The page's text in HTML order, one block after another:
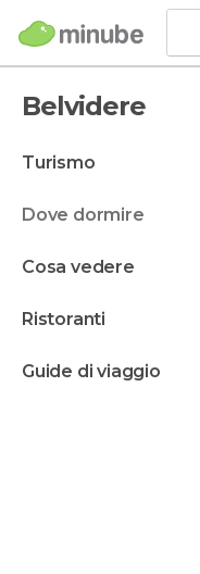
Belvidere
turismo
dove dormire
cosa vedere
ristoranti
guide di viaggio